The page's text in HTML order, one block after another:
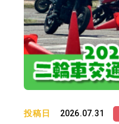
投稿日 2026.07.31